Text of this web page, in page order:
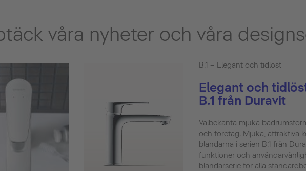
våra nyheter och våra
B.1 – Elegant och tidlöst
Elegant och
B.1 från Duravit
Välbekanta mjuka
och företag. Mjuka, attraktiva
blandarna i serien B.1 från
funktioner och
blandarserie för alla